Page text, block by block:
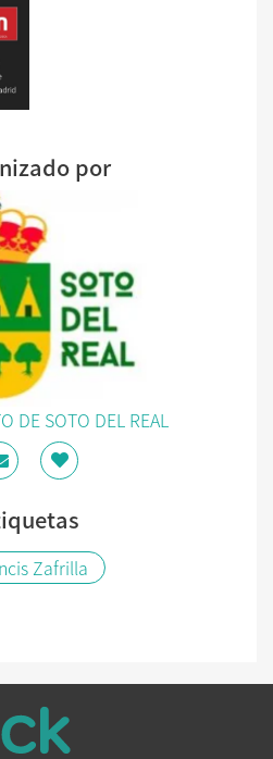
por
DE SOTO DEL REAL
Zafrilla